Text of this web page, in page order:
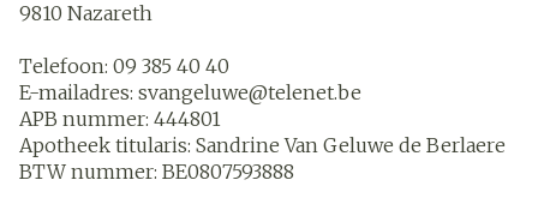
9810 Nazareth
Telefoon: 09 385 40 40
E-mailadres: svangeluwe@telenet.be
APB nummer: 444801
Apotheek titularis: Sandrine Van Geluwe de Berlaere
BTW nummer: BE0807593888